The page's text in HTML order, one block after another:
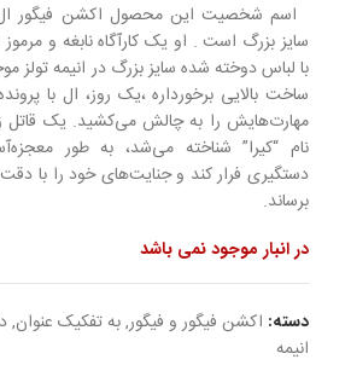
اسم شخصیت این محصول اکشن فیگور
سایز بزرگ است . او یک کارآگاه نابغه و
با لباس دوخته شده سایز بزرگ در انیمه
ساخت بالایی برخورداره ،یک روز، ال با
مهارت‌هایش را به چالش می‌کشید. یک قاتل
نام “کیرا” شناخته می‌شد، به طور
دستگیری فرار کند و جنایت‌های خود را با دقت
برساند.
در انبار موجود نمی باشد
دسته: اکشن فیگور و فیگور,به تفکیک عنوان,
انیمه